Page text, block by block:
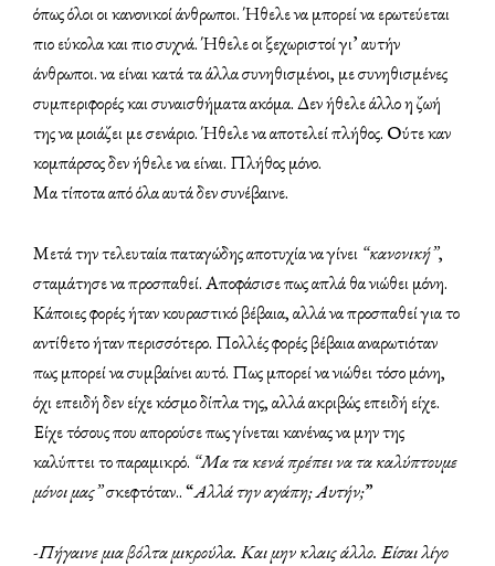
όπως όλοι οι κανονικοί άνθρωποι. Ήθελε να μπορεί να ερωτεύεται
πιο εύκολα και πιο συχνά. Ήθελε οι ξεχωριστοί γι’ αυτήν
άνθρωποι. να είναι κατά τα άλλα συνηθισμένοι, με συνηθισμένες
συμπεριφορές και συναισθήματα ακόμα. Δεν ήθελε άλλο η ζωή
της να μοιάζει με σενάριο. Ήθελε να αποτελεί πλήθος. Ούτε καν
κομπάρσος δεν ήθελε να είναι. Πλήθος μόνο.
Μα τίποτα από όλα αυτά δεν συνέβαινε.
Μετά την τελευταία παταγώδης αποτυχία να γίνει “κανονική”,
σταμάτησε να προσπαθεί. Αποφάσισε πως απλά θα νιώθει μόνη.
Κάποιες φορές ήταν κουραστικό βέβαια, αλλά να προσπαθεί για το
αντίθετο ήταν περισσότερο. Πολλές φορές βέβαια αναρωτιόταν
πως μπορεί να συμβαίνει αυτό. Πως μπορεί να νιώθει τόσο μόνη,
όχι επειδή δεν είχε κόσμο δίπλα της, αλλά ακριβώς επειδή είχε.
Είχε τόσους που απορούσε πως γίνεται κανένας να μην της
καλύπτει το παραμικρό. “Μα τα κενά πρέπει να τα καλύπτουμε
μόνοι μας”σκεφτόταν.. “Αλλά την αγάπη; Αυτήν;”
-Πήγαινε μια βόλτα μικρούλα. Και μην κλαις άλλο. Είσαι λίγο